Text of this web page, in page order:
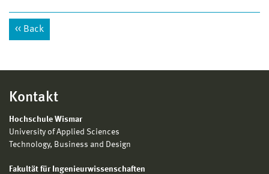
Back
Kontakt
Hochschule Wismar
University of Applied Sciences
Technology, Business and Design
Fakultät für Ingenieurwissenschaften